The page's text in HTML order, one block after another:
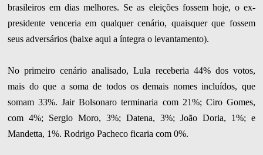
brasileiros em dias melhores. Se as eleições fossem hoje, o ex-
presidente venceria em qualquer cenário, quaisquer que fossem
seus adversários (baixe aqui a íntegra o levantamento).
No primeiro cenário analisado, Lula receberia 44% dos votos,
mais do que a soma de todos os demais nomes incluídos, que
somam 33%. Jair Bolsonaro terminaria com 21%; Ciro Gomes,
com 4%; Sergio Moro, 3%; Datena, 3%; João Doria, 1%; e
Mandetta, 1%. Rodrigo Pacheco ficaria com 0%.